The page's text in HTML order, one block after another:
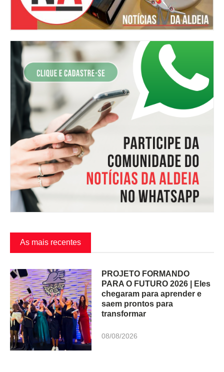
As mais recentes
PROJETO FORMANDO
PARA O FUTURO 2026 | Eles
chegaram para aprender e
saem prontos para
transformar
08/08/2026